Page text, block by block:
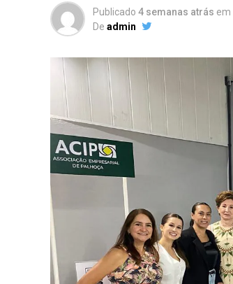
Publicado 4 semanas atrás em
De admin